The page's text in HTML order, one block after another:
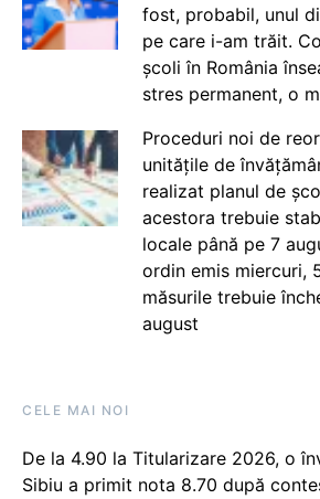
fost, probabil, unul
pe care i-am trăit.
școli în România
stres permanent, o
Proceduri noi de
unitățile de
realizat planul de
acestora trebuie
locale până pe 7
ordin emis miercuri,
măsurile trebuie
august
CELE MAI NOI
De la 4.90 la Titularizare 2026, o
Sibiu a primit nota 8.70 după